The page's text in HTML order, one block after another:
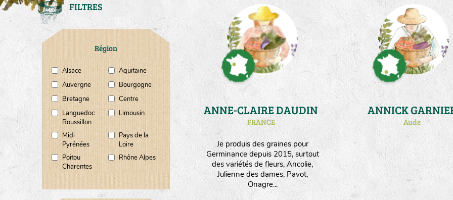
FILTRES
Région
Alsace
Aquitaine
Auvergne
Bourgogne
Bretagne
Centre
Languedoc
Roussillon
Limousin
Midi
Pyrénées
Pays de la
Loire
Poitou
Charentes
Rhône Alpes
Je produis des graines pour
Germinance depuis 2015, surtout
des variétés de fleurs, Ancolie,
Julienne des dames, Pavot,
Onagre...
ANNE-CLAIRE DAUDIN
FRANCE
ANNICK
Aude